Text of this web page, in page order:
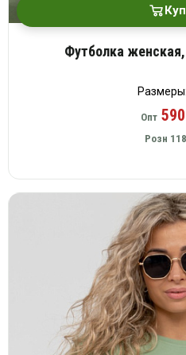
Футболка
Опт590
Розн